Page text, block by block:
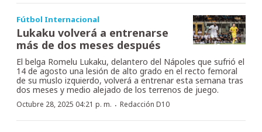
Fútbol Internacional
Lukaku volverá a entrenarse
más de dos meses después
El belga Romelu Lukaku, delantero del Nápoles que sufrió el
14 de agosto una lesión de alto grado en el recto femoral
de su muslo izquierdo, volverá a entrenar esta semana tras
dos meses y medio alejado de los terrenos de juego.
Octubre 28, 2025 04:21 p. m. · Redacción D10